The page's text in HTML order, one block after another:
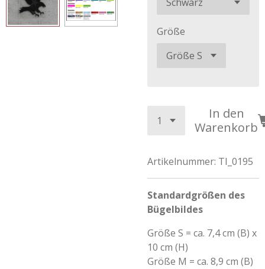
Größe
In den
Warenkorb
Artikelnummer: TI_0195
Standardgrößen des
Bügelbildes
Größe S = ca. 7,4 cm (B) x
10 cm (H)
Größe M = ca. 8,9 cm (B)